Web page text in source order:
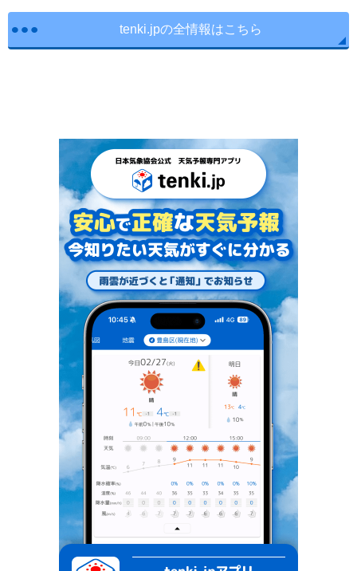
tenki.jpの全情報はこちら